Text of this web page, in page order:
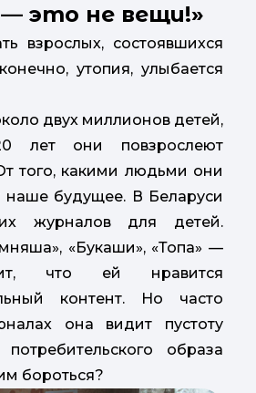
это не вещи!»
взрослых, состоявшихся
утопия, улыбается
двух миллионов детей,
лет они повзрослеют
того, какими людьми они
наше будущее. В Беларуси
журналов для детей.
«Букаши», «Топа» —
что ей нравится
контент. Но часто
она видит пустоту
образа
бороться?